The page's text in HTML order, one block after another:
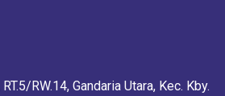
RW.14, Gandaria Utara, Kec. Kby.